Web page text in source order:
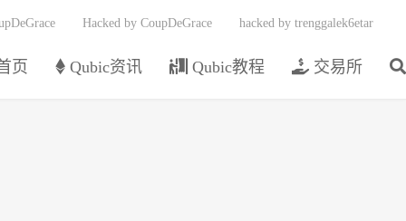
页 Qubic资讯 Qubic教程 交易所
Hacked by CoupDeGrace hacked by trenggalek6etar